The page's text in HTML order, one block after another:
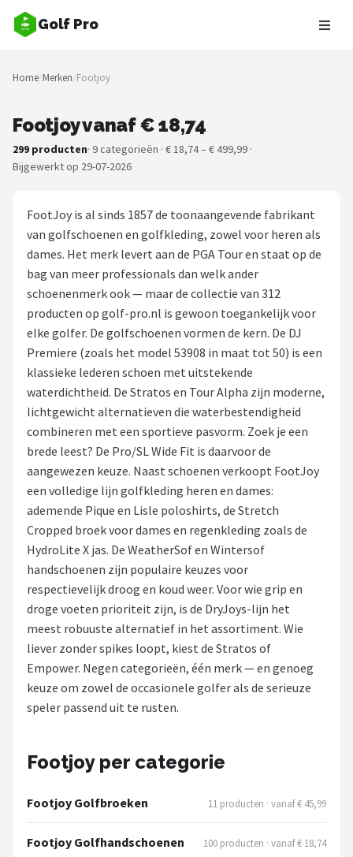
Golf Pro
Zoeken
NAVIGATIE
Merken
Golfers
Golfsets
Drivers
Golfschoenen
Shop
POPULAIRE MERKEN
Func Factory
Footjoy
Livano
Nivard
Bovista
Under Armour
Wilson
Home/Merken/Footjoy
Footjoy vanaf € 18,74
299 producten· 9 categorieën · € 18,74 – € 499,99 ·
Bijgewerkt op 29-07-2026
FootJoy is al sinds 1857 de toonaangevende fabrikant
van golfschoenen en golfkleding, zowel voor heren als
dames. Het merk levert aan de PGA Tour en staat op de
bag van meer professionals dan welk ander
schoenenmerk ook — maar de collectie van 312
producten op golf-pro.nl is gewoon toegankelijk voor
elke golfer. De golfschoenen vormen de kern. De DJ
Premiere (zoals het model 53908 in maat tot 50) is een
klassieke lederen schoen met uitstekende
waterdichtheid. De Stratos en Tour Alpha zijn moderne,
lichtgewicht alternatieven die waterbestendigheid
combineren met een sportieve pasvorm. Zoek je een
brede leest? De Pro/SL Wide Fit is daarvoor de
aangewezen keuze. Naast schoenen verkoopt FootJoy
een volledige lijn golfkleding heren en dames:
ademende Pique en Lisle poloshirts, de Stretch
Cropped broek voor dames en regenkleding zoals de
HydroLite X jas. De WeatherSof en Wintersof
handschoenen zijn populaire keuzes voor
respectievelijk droog en koud weer. Voor wie grip en
droge voeten prioriteit zijn, is de DryJoys-lijn het
meest robuuste alternatief in het assortiment. Wie
liever zonder spikes loopt, kiest de Stratos of
Empower. Negen categorieën, één merk — en genoeg
keuze om zowel de occasionele golfer als de serieuze
speler passend uit te rusten.
Footjoy per categorie
Footjoy Golfbroeken 11 producten · vanaf € 45,99
Footjoy Golfhandschoenen 100 producten · vanaf € 18,74